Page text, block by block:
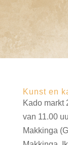
Kunst en
Kado markt
van 11.00
Makkinga